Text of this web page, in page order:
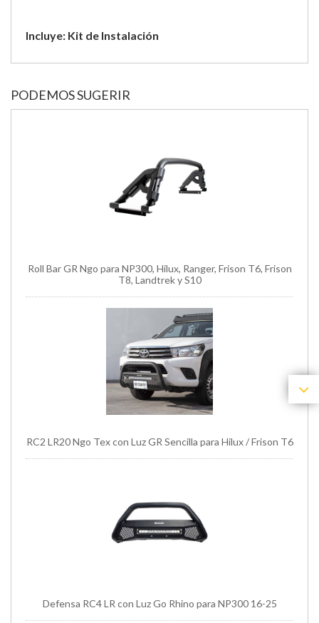
Incluye: Kit de Instalación
PODEMOS SUGERIR
Roll Bar GR Ngo para NP300, Hilux, Ranger, Frison T6, Frison
T8, Landtrek y S10
RC2 LR20 Ngo Tex con Luz GR Sencilla para Hilux / Frison T6
Defensa RC4 LR con Luz Go Rhino para NP300 16-25